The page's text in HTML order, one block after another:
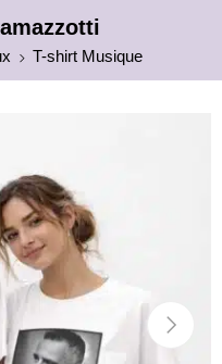
T-shirt Musique